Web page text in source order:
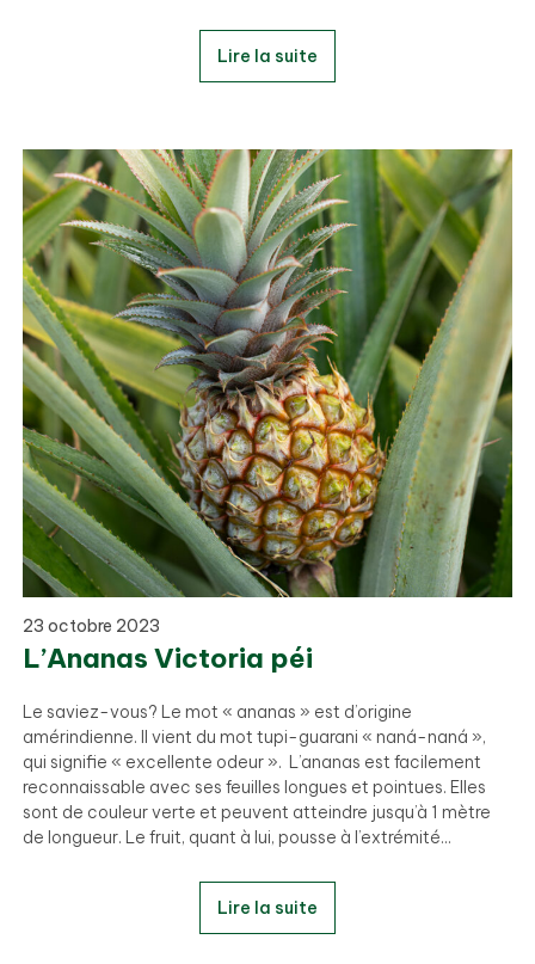
Lire la suite
23 octobre 2023
L’Ananas Victoria péi
Le saviez-vous? Le mot « ananas » est d’origine
amérindienne. Il vient du mot tupi-guarani « naná-naná »,
qui signifie « excellente odeur ». L’ananas est facilement
reconnaissable avec ses feuilles longues et pointues. Elles
sont de couleur verte et peuvent atteindre jusqu’à 1 mètre
de longueur. Le fruit, quant à lui, pousse à l’extrémité...
Lire la suite